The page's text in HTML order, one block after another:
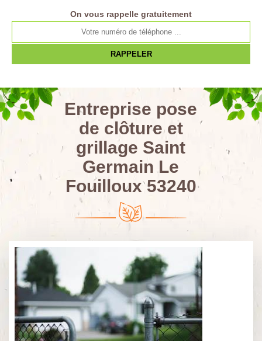
On vous rappelle gratuitement
Entreprise pose
de clôture et
grillage Saint
Germain Le
Fouilloux 53240